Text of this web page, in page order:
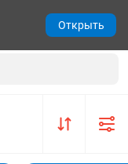
Открыть